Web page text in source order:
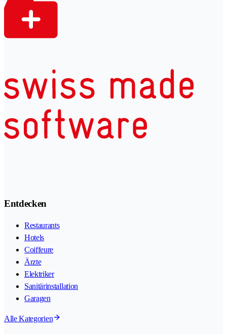
Entdecken
Restaurants
Hotels
Coiffeure
Ärzte
Elektriker
Sanitärinstallation
Garagen
Alle Kategorien